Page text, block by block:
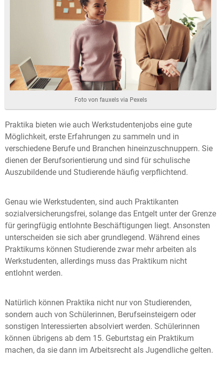
Foto von fauxels via Pexels
Praktika bieten wie auch Werkstudentenjobs eine gute
Möglichkeit, erste Erfahrungen zu sammeln und in
verschiedene Berufe und Branchen hineinzuschnuppern. Sie
dienen der Berufsorientierung und sind für schulische
Auszubildende und Studierende häufig verpflichtend.
Genau wie Werkstudenten, sind auch Praktikanten
sozialversicherungsfrei, solange das Entgelt unter der Grenze
für geringfügig entlohnte Beschäftigungen liegt. Ansonsten
unterscheiden sie sich aber grundlegend. Während eines
Praktikums können Studierende zwar mehr arbeiten als
Werkstudenten, allerdings muss das Praktikum nicht
entlohnt werden.
Natürlich können Praktika nicht nur von Studierenden,
sondern auch von Schülerinnen, Berufseinsteigern oder
sonstigen Interessierten absolviert werden. Schülerinnen
können übrigens ab dem 15. Geburtstag ein Praktikum
machen, da sie dann im Arbeitsrecht als Jugendliche gelten.